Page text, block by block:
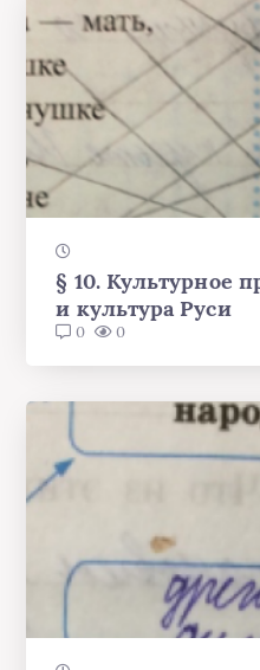
§ 10. Культурное
и культура Руси
0 0